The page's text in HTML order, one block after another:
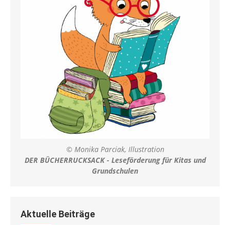
© Monika Parciak, Illustration
DER BÜCHERRUCKSACK - Leseförderung für Kitas und
Grundschulen
Aktuelle Beiträge